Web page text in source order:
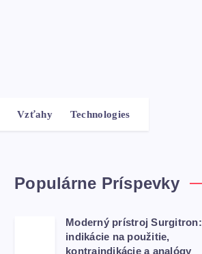
Vzťahy Technologies
Populárne Príspevky
Moderný prístroj Surgitron:
indikácie na použitie,
kontraindikácie a analógy